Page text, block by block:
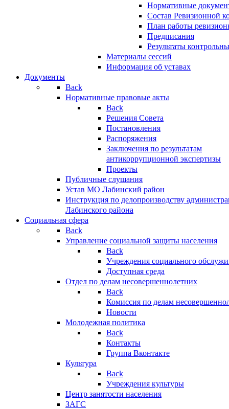
Нормативные
Состав Ревизионной
План работы
Предписания
Результаты
Материалы сессий
Информация об уставах
Документы
Back
Нормативные правовые акты
Back
Решения Совета
Постановления
Распоряжения
Заключения по результатам
антикоррупционной экспертизы
Проекты
Публичные слушания
Устав МО Лабинский район
Инструкция по делопроизводству
Лабинского района
Социальная сфера
Back
Управление социальной защиты населения
Back
Учреждения социального
Доступная среда
Отдел по делам несовершеннолетних
Back
Комиссия по делам
Новости
Молодежная политика
Back
Контакты
Группа Вконтакте
Культура
Back
Учреждения культуры
Центр занятости населения
ЗАГС